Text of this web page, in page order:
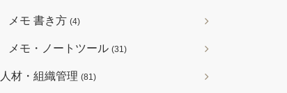
メモ 書き方 (4)
メモ・ノートツール (31)
人材・組織管理 (81)